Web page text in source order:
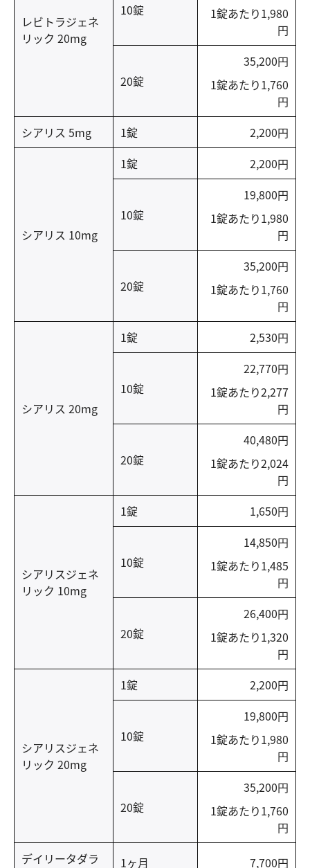
レビトラジェネ
リック 20mg
10錠
1錠あたり1,980
円
20錠
35,200円
1錠あたり1,760
円
シアリス 5mg
1錠 2,200円
シアリス 10mg
1錠 2,200円
10錠
19,800円
1錠あたり1,980
円
20錠
35,200円
1錠あたり1,760
円
シアリス 20mg
1錠 2,530円
10錠
22,770円
1錠あたり2,277
円
20錠
40,480円
1錠あたり2,024
円
シアリスジェネ
リック 10mg
1錠 1,650円
10錠
14,850円
1錠あたり1,485
円
20錠
26,400円
1錠あたり1,320
円
シアリスジェネ
リック 20mg
1錠 2,200円
10錠
19,800円
1錠あたり1,980
円
20錠
35,200円
1錠あたり1,760
円
デイリータダラ
1ヶ月 7,700円